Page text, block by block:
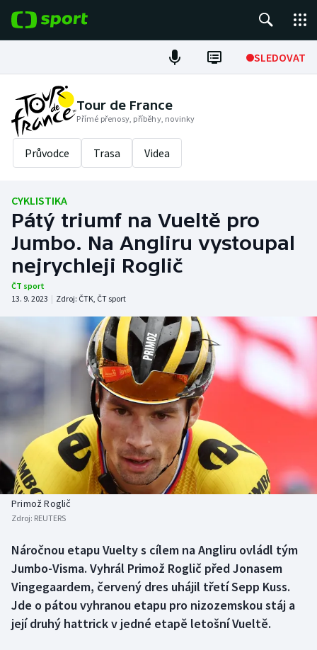
SLEDOVAT
Fotbal
Hokej
Tenis
Cyklistika
DALŠÍ SPORTY
Americký fotbal
Baseball a softbal
Basketbal
Boby a skeleton
Box
Curling
Florbal
Futsal
NEPŘEHLÉDNĚTE
Historické návraty
Aplikace ČT sport
AZ kvíz
Tour de France
Přímé přenosy, příběhy, novinky
Průvodce Trasa Videa
CYKLISTIKA
Pátý triumf na Vueltě pro
Jumbo. Na Angliru vystoupal
nejrychleji Roglič
ČT sport
13. 9. 2023 | Zdroj: ČTK, ČT sport
Primož Roglič
Zdroj: REUTERS
Náročnou etapu Vuelty s cílem na Angliru ovládl tým
Jumbo-Visma. Vyhrál Primož Roglič před Jonasem
Vingegaardem, červený dres uhájil třetí Sepp Kuss.
Jde o pátou vyhranou etapu pro nizozemskou stáj a
její druhý hattrick v jedné etapě letošní Vueltě.